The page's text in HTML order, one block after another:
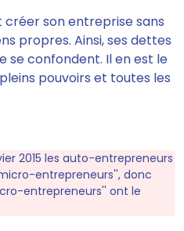
son entreprise sans
propres. Ainsi, ses dettes
se confondent. Il en est le
pouvoirs et toutes les
2015 les auto-entrepreneurs
entrepreneurs'', donc
entrepreneurs'' ont le